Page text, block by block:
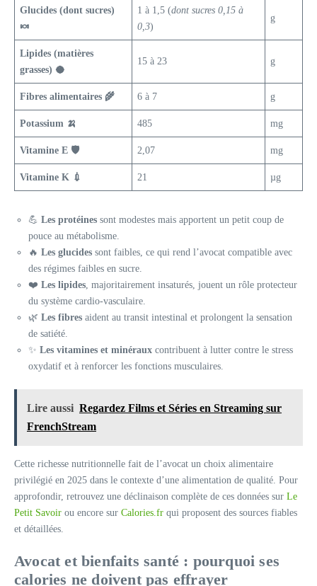
Glucides (dont sucres)
🍬
1 à 1,5 (dont sucres 0,15 à
0,3)
g
Lipides (matières
grasses) 🥥
15 à 23 g
Fibres alimentaires 🌾 6 à 7 g
Potassium 🍌 485 mg
Vitamine E 🛡️ 2,07 mg
Vitamine K 💉 21 µg
💪 Les protéines sont modestes mais apportent un petit coup de
pouce au métabolisme.
🔥 Les glucides sont faibles, ce qui rend l’avocat compatible avec
des régimes faibles en sucre.
❤️ Les lipides, majoritairement insaturés, jouent un rôle protecteur
du système cardio-vasculaire.
🌿 Les fibres aident au transit intestinal et prolongent la sensation
de satiété.
✨ Les vitamines et minéraux contribuent à lutter contre le stress
oxydatif et à renforcer les fonctions musculaires.
Lire aussi Regardez Films et Séries en Streaming sur
FrenchStream
Cette richesse nutritionnelle fait de l’avocat un choix alimentaire
privilégié en 2025 dans le contexte d’une alimentation de qualité. Pour
approfondir, retrouvez une déclinaison complète de ces données sur Le
Petit Savoir ou encore sur Calories.fr qui proposent des sources fiables
et détaillées.
Avocat et bienfaits santé : pourquoi ses
calories ne doivent pas effrayer